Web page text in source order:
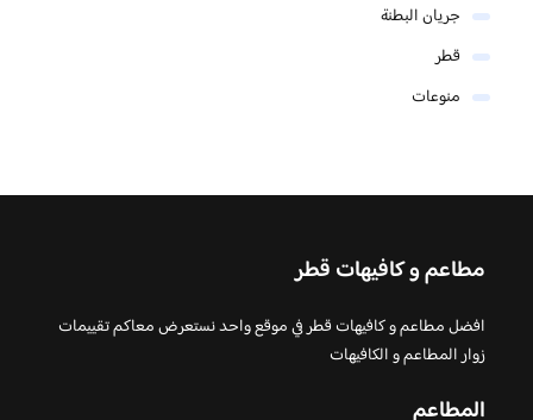
جريان البطنة
قطر
منوعات
مطاعم و كافيهات قطر
افضل مطاعم و كافيهات قطر في موقع واحد نستعرض معاكم تقييمات
زوار المطاعم و الكافيهات
المطاعم